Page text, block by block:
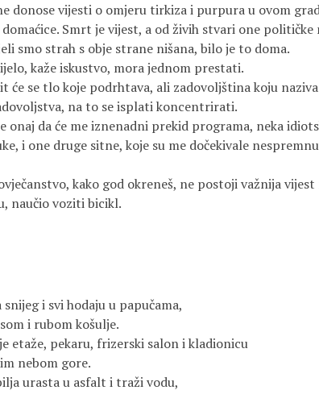
donose vijesti o omjeru tirkiza i purpura u ovom
Smrt je vijest, a od živih stvari one političke
smo strah s obje strane nišana, bilo je to doma.
kaže iskustvo, mora jednom prestati.
će se tlo koje podrhtava, ali zadovoljština koju
na to se isplati koncentrirati.
onaj da će me iznenadni prekid programa, neka
i one druge sitne, koje su me dočekivale
kako god okreneš, ne postoji važnija
naučio voziti bicikl.
i svi hodaju u papučama,
i rubom košulje.
etaže, pekaru, frizerski salon i kladionicu
nebom gore.
urasta u asfalt i traži vodu,